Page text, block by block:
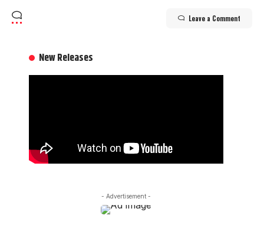
Leave a Comment
New Releases
- Advertisement -